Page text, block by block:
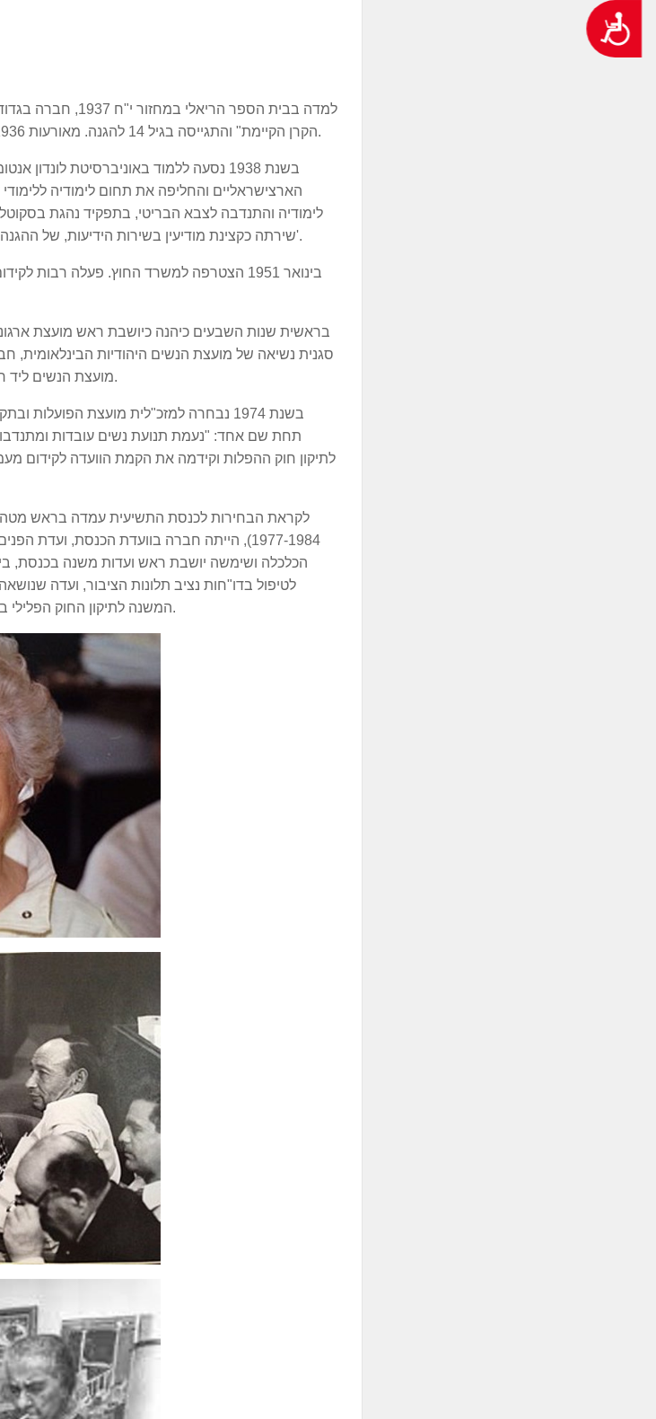
נגישות
למדה בבית הספר
הקרן הקיימת" והתגייסה בגיל 14 להגנה. מאורעות 1936–1939 מילאה תפקידי קישור בהגנה ועסקה בהכנת רימונים ובפירוק אקדחים.
בשנת 1938 נסעה ללמוד באוניברסיטת
שירתה כקצינת מודיעין בשירות הידיעות, של ההגנה (ש"י) ובשנת 1947 נסעה למרסיי שבצרפת על מנת להיות אחראית על עליה ד'.
בינואר 1951 הצטרפה למשרד החוץ. פעלה
בראשית שנות השבעים כיהנה כיושבת ראש מועצת
סגנית נשיאה של מועצת הנשים היהודיות הבינלאומית,
מועצת הנשים ליד ראש העיר ירושלים, חברת שדולת הנשים בישראל והייתה בין מייסדות השדולה.
בשנת 1974 נבחרה למזכ"לית מועצת
לתיקון חוק ההפלות וקידמה את הקמת הוועדה לקידום
1977-1984), הייתה חברה בוועדת הכנסת, ועדת
הכלכלה ושימשה יושבת ראש ועדות משנה בכנסת,
לטיפול בדו"חות נציב תלונות הציבור, ועדה
המשנה לתיקון החוק הפלילי בענייני אונס וכיהנה בה כחברה, ויזמה שינוי ביחס המשטרה לאלימות במשפחה.